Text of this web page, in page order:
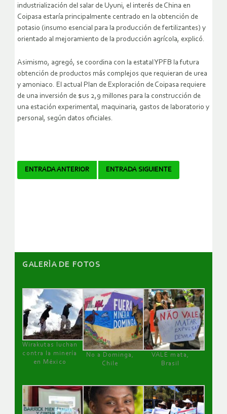
industrialización del salar de Uyuni, el interés de China en
Coipasa estaría principalmente centrado en la obtención de
potasio (insumo esencial para la producción de fertilizantes) y
orientado al mejoramiento de la producción agrícola, explicó.
Asimismo, agregó, se coordina con la estatal YPFB la futura
obtención de productos más complejos que requieran de urea
y amoniaco. El actual Plan de Exploración de Coipasa requiere
de una inversión de $us 2,9 millones para la construcción de
una estación experimental, maquinaria, gastos de laboratorio y
personal, según datos oficiales.
Navegador
ENTRADA ANTERIOR ENTRADA SIGUIENTE
GALERÌA DE FOTOS
Wirakutas luchan
contra la minería
en México
No a Dominga,
Chile
VALE mata,
Brasil